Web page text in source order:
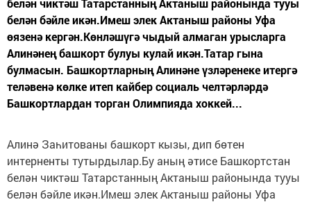
белән чиктәш Татарстанның Актаныш районында тууы
белән бәйле икән.Имеш элек Актаныш районы Уфа
өязенә кергән.Көнләшүгә чыдый алмаган урысларга
Алинәнең башкорт булуы кулай икән.Татар гына
булмасын. Башкортларның Алинәне үзләренеке итергә
теләвенә көлке итеп кайбер социаль челтәрләрдә
Башкортлардан торган Олимпияда хоккей...
Алинә Заһитованы башкорт кызы, дип бөтен
интерненты тутырдылар.Бу аның әтисе Башкортстан
белән чиктәш Татарстанның Актаныш районында тууы
белән бәйле икән.Имеш элек Актаныш районы Уфа